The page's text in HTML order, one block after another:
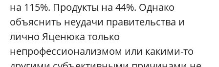
на 115%. Продукты на 44%. Однако
объяснить неудачи правительства и
лично Яценюка только
непрофессионализмом или какими-то